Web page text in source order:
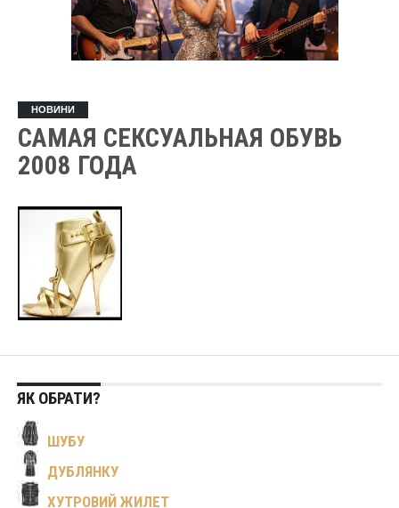
НОВИНИ
САМАЯ СЕКСУАЛЬНАЯ ОБУВЬ
2008 ГОДА
ЯК ОБРАТИ?
ШУБУ
ДУБЛЯНКУ
ХУТРОВИЙ ЖИЛЕТ